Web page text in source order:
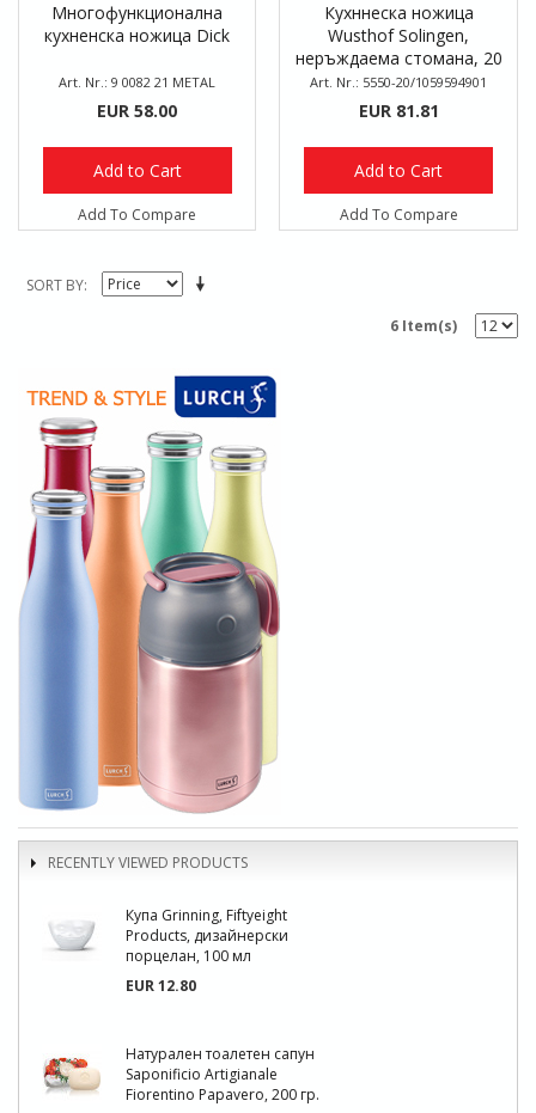
Многофункционална
кухненска ножица Dick
Art. Nr.: 9 0082 21 METAL
EUR 58.00
Add to Cart
Add To Compare
Кухннеска ножица
Wusthof Solingen,
неръждаема стомана, 20
см
Art. Nr.: 5550-20/1059594901
EUR 81.81
Add to Cart
Add To Compare
SORT BY
6 Item(s)
RECENTLY VIEWED PRODUCTS
Купа Grinning, Fiftyeight
Products, дизайнерски
порцелан, 100 мл
EUR 12.80
Натурален тоалетен сапун
Saponificio Artigianale
Fiorentino Papavero, 200 гр.